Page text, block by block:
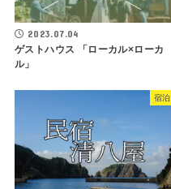
2023.07.04
ゲストハウス 「ローカル×ローカ
ル」
宿泊